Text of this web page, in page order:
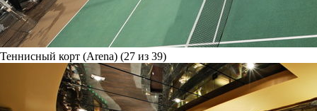
Теннисный корт (Arena) (27 из 39)